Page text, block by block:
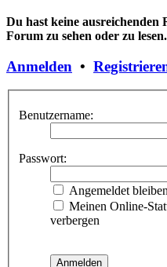
Du hast keine ausreichenden
Forum zu sehen oder zu lesen.
Anmelden •
Benutzername:
Passwort:
Angemeldet bleiben
Meinen Online-
verbergen